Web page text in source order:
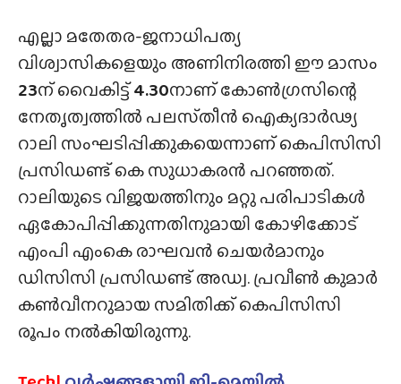
എല്ലാ മതേതര-ജനാധിപത്യ
വിശ്വാസികളെയും അണിനിരത്തി ഈ മാസം
23ന് വൈകിട്ട്4.30നാണ് കോൺഗ്രസിന്റെ
നേതൃത്വത്തിൽ പലസ്‌തീൻ ഐക്യദാർഢ്യ
റാലി സംഘടിപ്പിക്കുകയെന്നാണ് കെപിസിസി
പ്രസിഡണ്ട് കെ സുധാകരൻ പറഞ്ഞത്.
റാലിയുടെ വിജയത്തിനും മറ്റു പരിപാടികൾ
ഏകോപിപ്പിക്കുന്നതിനുമായി കോഴിക്കോട്
എംപി എംകെ രാഘവൻ ചെയർമാനും
ഡിസിസി പ്രസിഡണ്ട് അഡ്വ. പ്രവീൺ കുമാർ
കൺവീനറുമായ സമിതിക്ക് കെപിസിസി
രൂപം നൽകിയിരുന്നു.